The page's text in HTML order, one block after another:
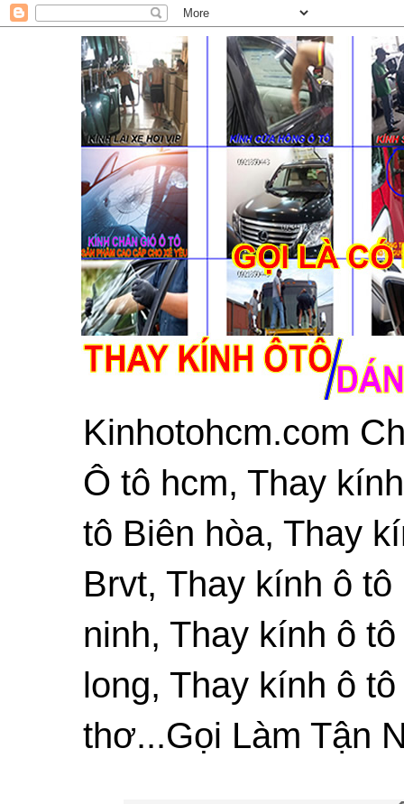
Kinhotohcm.com
Ô tô hcm, Thay
tô Biên hòa, Thay
Brvt, Thay kính ô
ninh, Thay kính ô
long, Thay kính ô
thơ...Gọi Làm Tận